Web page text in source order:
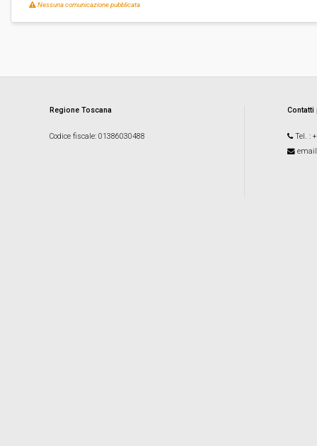
Nessuna comunicazione pubblicata
Regione Toscana
Codice fiscale: 01386030488 Tel. :
email